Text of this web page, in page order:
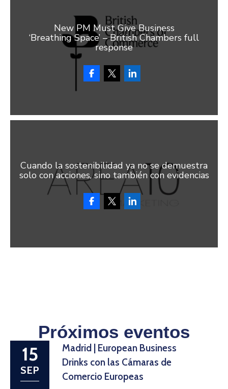
New PM Must Give Business
‘Breathing Space’ – British Chambers full
response
Cuando la sostenibilidad ya no se demuestra
solo con acciones, sino también con evidencias
Próximos eventos
15
SEP
Madrid | European Business
Drinks con las Cámaras de
Comercio Europeas